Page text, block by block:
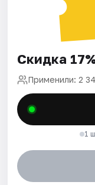
Скидка
Применили: 2
1